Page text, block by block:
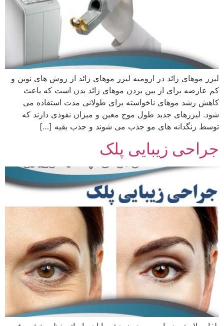
لیزر موهای زائد در ارومیه لیزر موهای زائد از روش های نوین و
کم عارضه برای از بین بردن موهای زائد بدن است که باعث
کاهش رشد موهای ناخواسته برای طولانی مدت استفاده می
شود. لیزرهای جدید طول موج معین و میزان نفوذی دارند که
توسط رنگدانه های مو جذب می شوند و جذب بقیه […]
جراحی زیبایی پلک